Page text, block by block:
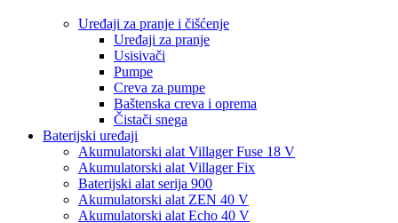
Uređaji za pranje i čišćenje
Uređaji za pranje
Usisivači
Pumpe
Creva za pumpe
Baštenska creva i oprema
Čistači snega
Baterijski uređaji
Akumulatorski alat Villager Fuse 18 V
Akumulatorski alat Villager Fix
Baterijski alat serija 900
Akumulatorski alat ZEN 40 V
Akumulatorski alat Echo 40 V